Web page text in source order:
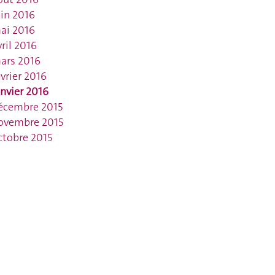
2016
2016
2016
2016
2016
2016
2015
2015
2015